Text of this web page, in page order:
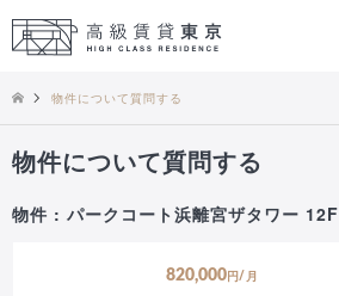
物件について質問する
物件について質問する
物件 : パークコート浜離宮ザタワー 12F
820,000 円/月